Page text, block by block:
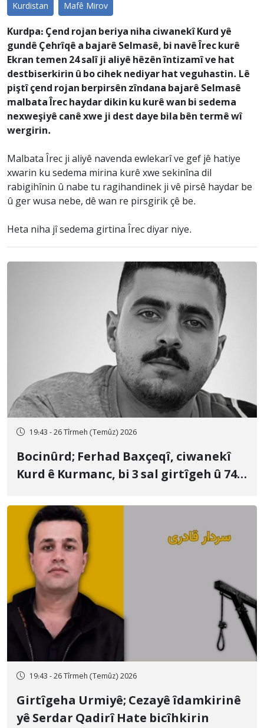
Kurdistan Mafê Mirov
Kurdpa: Çend rojan beriya niha ciwanekî Kurd yê
gundê Çehrîqê a bajarê Selmasê, bi navê Îrec kurê
Ekran temen 24 salî ji aliyê hêzên întizamî ve hat
destbiserkirin û bo cihek nediyar hat veguhastin. Lê
piştî çend rojan berpirsên zîndana bajarê Selmasê
malbata Îrec haydar dikin ku kurê wan bi sedema
nexweşiyê canê xwe ji dest daye bila bên termê wî
wergirin.
Malbata Îrec ji aliyê navenda ewlekarî ve gef jê hatiye
xwarin ku sedema mirina kurê xwe sekinîna dil
rabigihînin û nabe tu ragihandinek ji vê pirsê haydar be
û ger wusa nebe, dê wan re pirsgirik çê be.
Heta niha jî sedema girtina Îrec diyar niye.
19:43 - 26 Tîrmeh (Temûz) 2026
Bocinûrd; Ferhad Baxçeqî, ciwanekî
Kurd ê Kurmanc, bi 3 sal girtîgeh û 74
19:43 - 26 Tîrmeh (Temûz) 2026
Girtîgeha Urmiyê; Cezayê îdamkirinê
yê Serdar Qadirî Hate bicîhkirin